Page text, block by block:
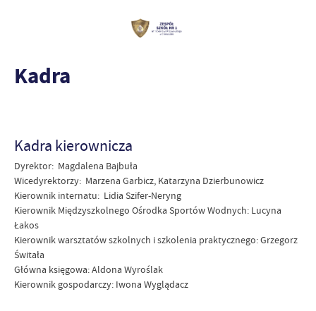
Kadra
Kadra kierownicza
Dyrektor: Magdalena Bajbuła
Wicedyrektorzy: Marzena Garbicz, Katarzyna Dzierbunowicz
Kierownik internatu: Lidia Szifer-Neryng
Kierownik Międzyszkolnego Ośrodka Sportów Wodnych: Lucyna
Łakos
Kierownik warsztatów szkolnych i szkolenia praktycznego: Grzegorz
Świtała
Główna księgowa: Aldona Wyroślak
Kierownik gospodarczy: Iwona Wyglądacz